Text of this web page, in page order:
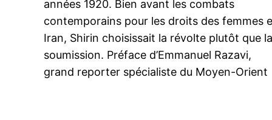
années 1920. Bien avant les combats
contemporains pour les droits des femmes
Iran, Shirin choisissait la révolte plutôt que la
soumission. Préface d’Emmanuel Razavi,
grand reporter spécialiste du Moyen-Orient